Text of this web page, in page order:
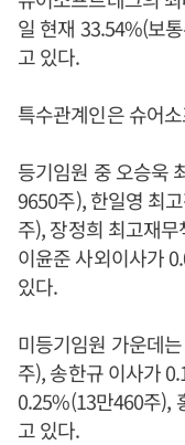
일 현재 33.54%(보
고 있다.
특수관계인은 슈어
등기임원 중 오승욱
9650주), 한일영 최
주), 장정희 최고재
이윤준 사외이사가
있다.
미등기임원 가운데
주), 송한규 이사가
0.25%(13만460주),
고 있다.